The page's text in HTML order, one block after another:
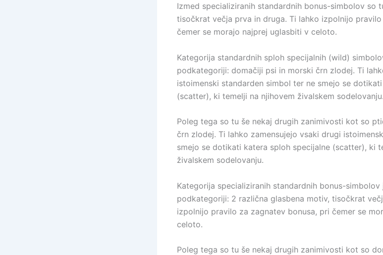
Izmed specializiranih standardnih bonus-simbolov so
tisočkrat večja prva in druga. Ti lahko izpolnijo
čemer se morajo najprej uglasbiti v celoto.
Kategorija standardnih sploh specijalnih (wild)
podkategoriji: domačiji psi in morski črn zlodej. Ti
istoimenski standarden simbol ter ne smejo se
(scatter), ki temelji na njihovem živalskem sodelovanju.
Poleg tega so tu še nekaj drugih zanimivosti kot so
črn zlodej. Ti lahko zamensujejo vsaki drugi
smejo se dotikati katera sploh specijalne (scatter), ki
živalskem sodelovanju.
Kategorija specializiranih standardnih bonus-
podkategoriji: 2 različna glasbena motiv, tisočkrat
izpolnijo pravilo za zagnatev bonusa, pri čemer se
celoto.
Poleg tega so tu še nekaj drugih zanimivosti kot so